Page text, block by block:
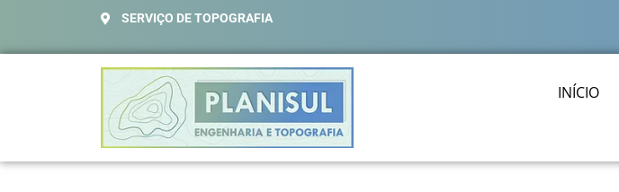
SERVIÇO DE TOPOGRAFIA
INÍCIO